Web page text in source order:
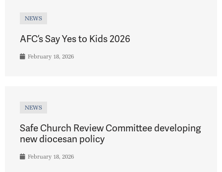
NEWS
AFC’s Say Yes to Kids 2026
February 18, 2026
NEWS
Safe Church Review Committee developing
new diocesan policy
February 18, 2026